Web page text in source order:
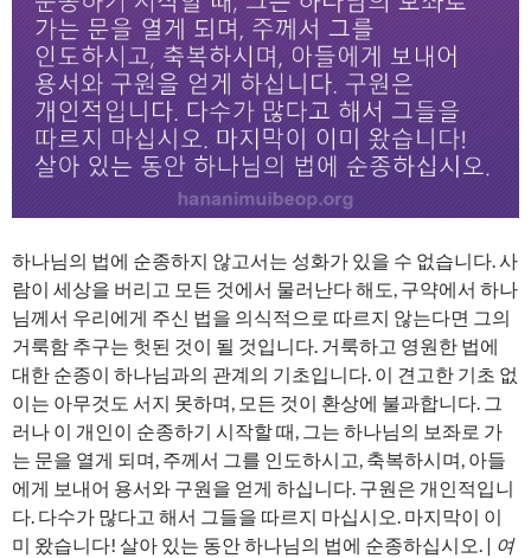
하나님의 법에 순종하지 않고서는 성화가 있을 수 없습니다. 사
람이 세상을 버리고 모든 것에서 물러난다 해도, 구약에서 하나
님께서 우리에게 주신 법을 의식적으로 따르지 않는다면 그의
거룩함 추구는 헛된 것이 될 것입니다. 거룩하고 영원한 법에
대한 순종이 하나님과의 관계의 기초입니다. 이 견고한 기초 없
이는 아무것도 서지 못하며, 모든 것이 환상에 불과합니다. 그
러나 이 개인이 순종하기 시작할 때, 그는 하나님의 보좌로 가
는 문을 열게 되며, 주께서 그를 인도하시고, 축복하시며, 아들
에게 보내어 용서와 구원을 얻게 하십니다. 구원은 개인적입니
다. 다수가 많다고 해서 그들을 따르지 마십시오. 마지막이 이
미 왔습니다! 살아 있는 동안 하나님의 법에 순종하십시오. | 여